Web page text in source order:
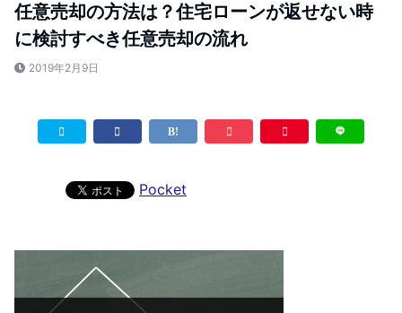
任意売却の方法は？住宅ローンが返せない時
に検討すべき任意売却の流れ
2019年2月9日
Pocket